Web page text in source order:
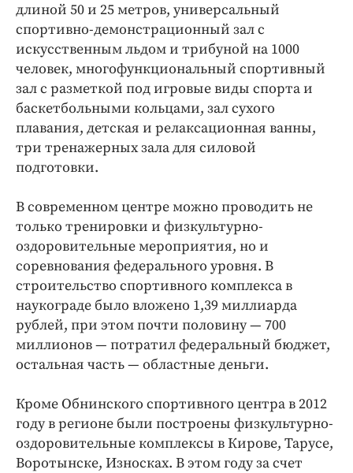
длиной 50 и 25 метров, универсальный
спортивно-демонстрационный зал с
искусственным льдом и трибуной на 1000
человек, многофункциональный спортивный
зал с разметкой под игровые виды спорта и
баскетбольными кольцами, зал сухого
плавания, детская и релаксационная ванны,
три тренажерных зала для силовой
подготовки.
В современном центре можно проводить не
только тренировки и физкультурно-
оздоровительные мероприятия, но и
соревнования федерального уровня. В
строительство спортивного комплекса в
наукограде было вложено 1,39 миллиарда
рублей, при этом почти половину — 700
миллионов — потратил федеральный бюджет,
остальная часть — областные деньги.
Кроме Обнинского спортивного центра в 2012
году в регионе были построены физкультурно-
оздоровительные комплексы в Кирове, Тарусе,
Воротынске, Износках. В этом году за счет